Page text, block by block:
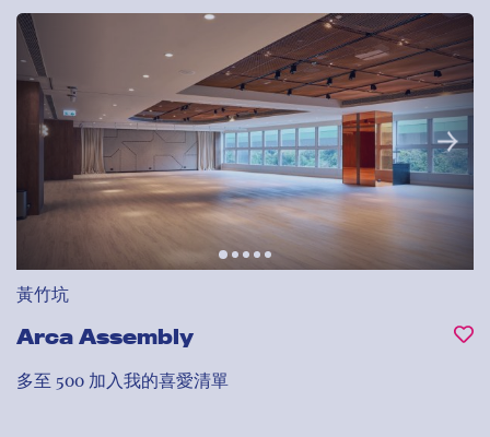
黃竹坑
Arca Assembly
多至 500 加入我的喜愛清單